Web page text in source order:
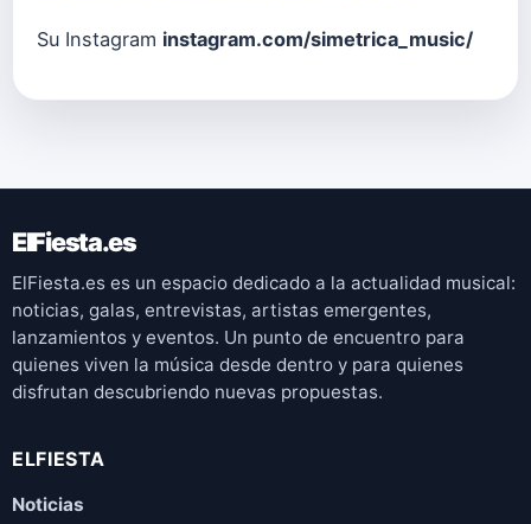
Su Instagram instagram.com/simetrica_music/
ElFiesta.es
ElFiesta.es es un espacio dedicado a la actualidad musical:
noticias, galas, entrevistas, artistas emergentes,
lanzamientos y eventos. Un punto de encuentro para
quienes viven la música desde dentro y para quienes
disfrutan descubriendo nuevas propuestas.
ELFIESTA
Noticias